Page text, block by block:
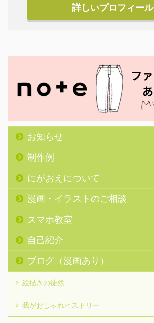
詳しいプロフィール
お知らせ
制作例
にがおえについて
漫画・イラストのご相談
スマホ教室
自己紹介
ブログ（漫画あり）
絵描きの徒然
我がおしゃれヒストリー